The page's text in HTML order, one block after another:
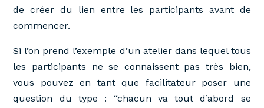
de créer du lien entre les participants avant de
commencer.
Si l’on prend l’exemple d’un atelier dans lequel tous
les participants ne se connaissent pas très bien,
vous pouvez en tant que facilitateur poser une
question du type : “chacun va tout d’abord se